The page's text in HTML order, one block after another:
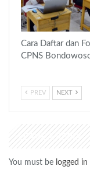
Cara Daftar dan
CPNS
PREV NEXT
LEAVE A REPLY
You must be logged in